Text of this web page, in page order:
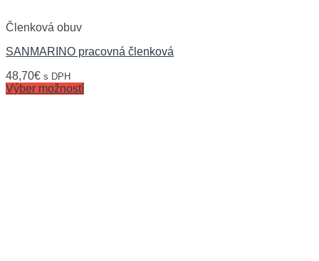
Členková obuv
SANMARINO pracovná členková
48,70€ s DPH
Výber možností